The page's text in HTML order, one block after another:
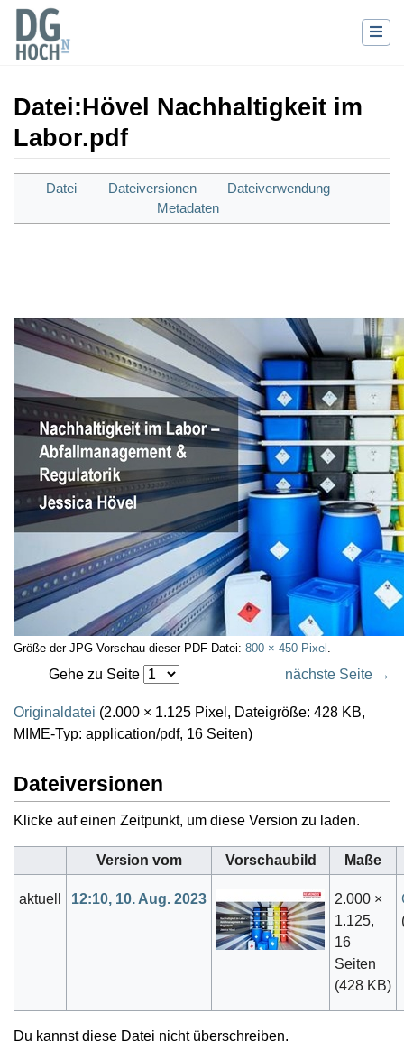
Datei:Hövel Nachhaltigkeit im
Labor.pdf
Wechseln zu: Navigation,Suche
Datei Dateiversionen
Dateiverwendung
Metadaten
Größe der JPG-Vorschau dieser PDF-Datei: 800 × 450 Pixel .
Gehe zu Seite nächste Seite →
Originaldatei (2.000 × 1.125 Pixel, Dateigröße: 428 KB,
MIME-Typ: application/pdf, 16 Seiten)
Dateiversionen
Klicke auf einen Zeitpunkt, um diese Version zu laden.
Version vom Vorschaubild Maße
aktuell 12:10, 10. Aug. 2023
2.000 ×
1.125,
16
Seiten
(428 KB)
Du kannst diese Datei nicht überschreiben.